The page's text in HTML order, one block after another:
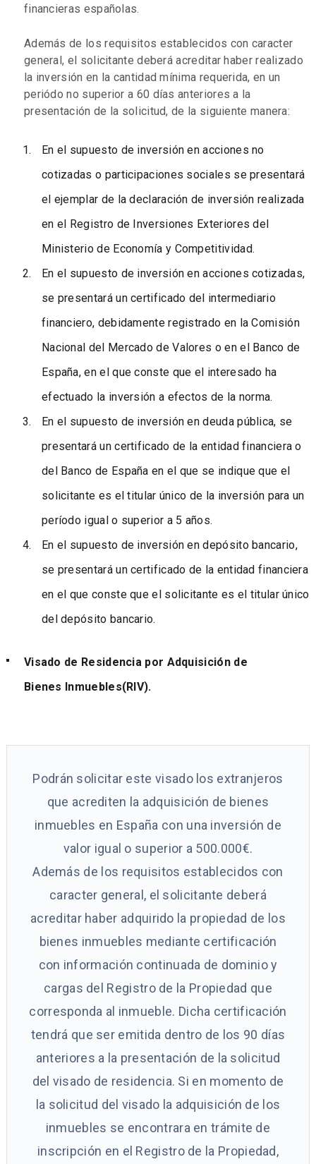
financieras españolas.
Además de los requisitos establecidos con caracter
general, el solicitante deberá acreditar haber realizado
la inversión en la cantidad mínima requerida, en un
periódo no superior a 60 días anteriores a la
presentación de la solicitud, de la siguiente manera:
En el supuesto de inversión en acciones no
cotizadas o participaciones sociales se presentará
el ejemplar de la declaración de inversión realizada
en el Registro de Inversiones Exteriores del
Ministerio de Economía y Competitividad.
En el supuesto de inversión en acciones cotizadas,
se presentará un certificado del intermediario
financiero, debidamente registrado en la Comisión
Nacional del Mercado de Valores o en el Banco de
España, en el que conste que el interesado ha
efectuado la inversión a efectos de la norma.
En el supuesto de inversión en deuda pública, se
presentará un certificado de la entidad financiera o
del Banco de España en el que se indique que el
solicitante es el titular único de la inversión para un
período igual o superior a 5 años.
En el supuesto de inversión en depósito bancario,
se presentará un certificado de la entidad financiera
en el que conste que el solicitante es el titular único
del depósito bancario.
Visado de Residencia por Adquisición de
Bienes Inmuebles(RIV).
Podrán solicitar este visado los extranjeros
que acrediten la adquisición de bienes
inmuebles en España con una inversión de
valor igual o superior a 500.000€.
Además de los requisitos establecidos con
caracter general, el solicitante deberá
acreditar haber adquirido la propiedad de los
bienes inmuebles mediante certificación
con información continuada de dominio y
cargas del Registro de la Propiedad que
corresponda al inmueble. Dicha certificación
tendrá que ser emitida dentro de los 90 días
anteriores a la presentación de la solicitud
del visado de residencia. Si en momento de
la solicitud del visado la adquisición de los
inmuebles se encontrara en trámite de
inscripción en el Registro de la Propiedad,